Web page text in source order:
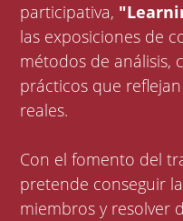
participativa,
las exposiciones de
métodos de análisis,
prácticos que
reales.
Con el fomento del
pretende conseguir
miembros y resolver